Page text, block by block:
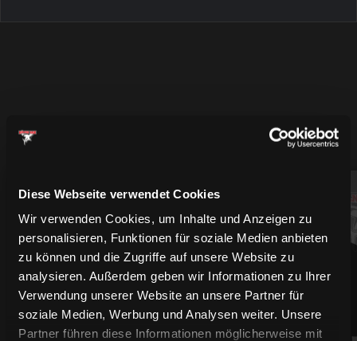
Diese Webseite verwendet Cookies
Wir verwenden Cookies, um Inhalte und Anzeigen zu
personalisieren, Funktionen für soziale Medien anbieten
zu können und die Zugriffe auf unsere Website zu
analysieren. Außerdem geben wir Informationen zu Ihrer
Verwendung unserer Website an unsere Partner für
soziale Medien, Werbung und Analysen weiter. Unsere
Partner führen diese Informationen möglicherweise mit
MEHR SPIELER
94 61